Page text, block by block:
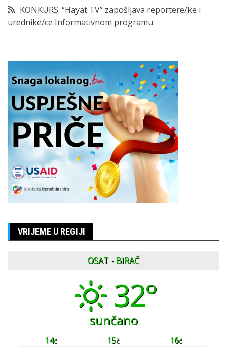
KONKURS: “Hayat TV” zapošljava reportere/ke i
urednike/ce Informativnom programu
VRIJEME U REGIJI
OSAT - BIRAČ
32°
sunčano
14č 15č 16č